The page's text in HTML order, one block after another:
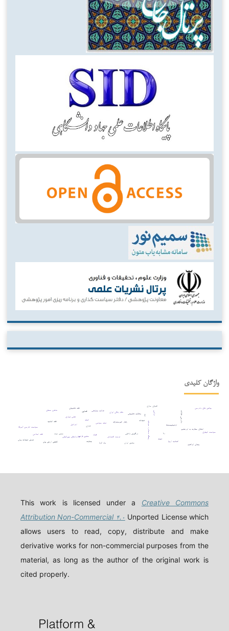
واژگان کلیدی
ثبات سیاسی
توسعه اقتصادی
فساد درگیری داخلی ریسک مصادره سرمایه ثبوت
اثبات تعهدات
حقوق ایران
حقوق فرانسه
مطالعه تطبیقی
رفتار غیرمتعارف
تقلب تجاری
قراردادهای بین‌المللی
حسن نیت
اتحادیه اروپا کاهش ارزش پول
نظام بانکی ایران
فقه اسلامی ربا
تعدیل تعهدات پولی
عدالت معاوضی
دیه
قصاص
ولد الزنا
فقه امامیه
مذهب حنفی
جنایت
فقه تطبیقی
اوانجلیست‌ها
سیاست خارجی آمریکا
ترامپ
اسرائیل
انتقال سفارت به اورشلیم
پیمان ابراهیم
افترقی سازی
دادرسی عادلانه
چالش های دادرسی
سیاست کیفری
اتانازی
This work is licensed under a Creative Commons
Attribution Non-Commercial ۴.۰ Unported License which
allows users to read, copy, distribute and make
derivative works for non-commercial purposes from the
material, as long as the author of the original work is
cited properly.